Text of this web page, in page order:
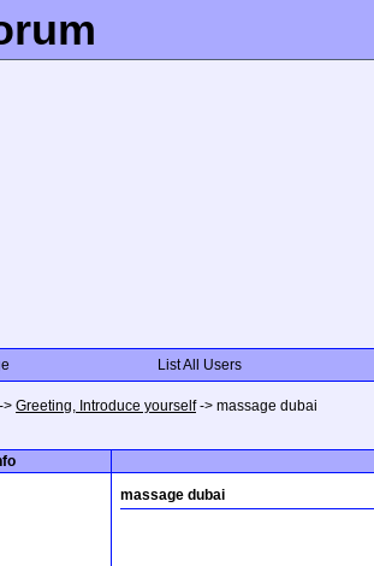
List All Users
-> Greeting, Introduce yourself-> massage dubai
massage dubai